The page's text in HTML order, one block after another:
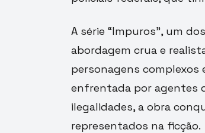
A série “Impuros”, um
abordagem crua e
personagens complexos
enfrentada por agentes
ilegalidades, a obra
representados na ficção.